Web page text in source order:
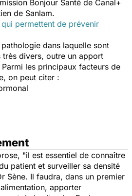
Bonjour Santé de Canal+
de Sanlam.
permettent de prévenir
dans laquelle sont
divers, outre un apport
les principaux facteurs de
on peut citer :
"il est essentiel de connaître
patient et surveiller sa densité
Sène. Il faudra, dans un premier
apporter